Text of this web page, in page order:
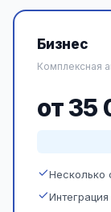
Бизнес
Комплексная
от 35
Несколько